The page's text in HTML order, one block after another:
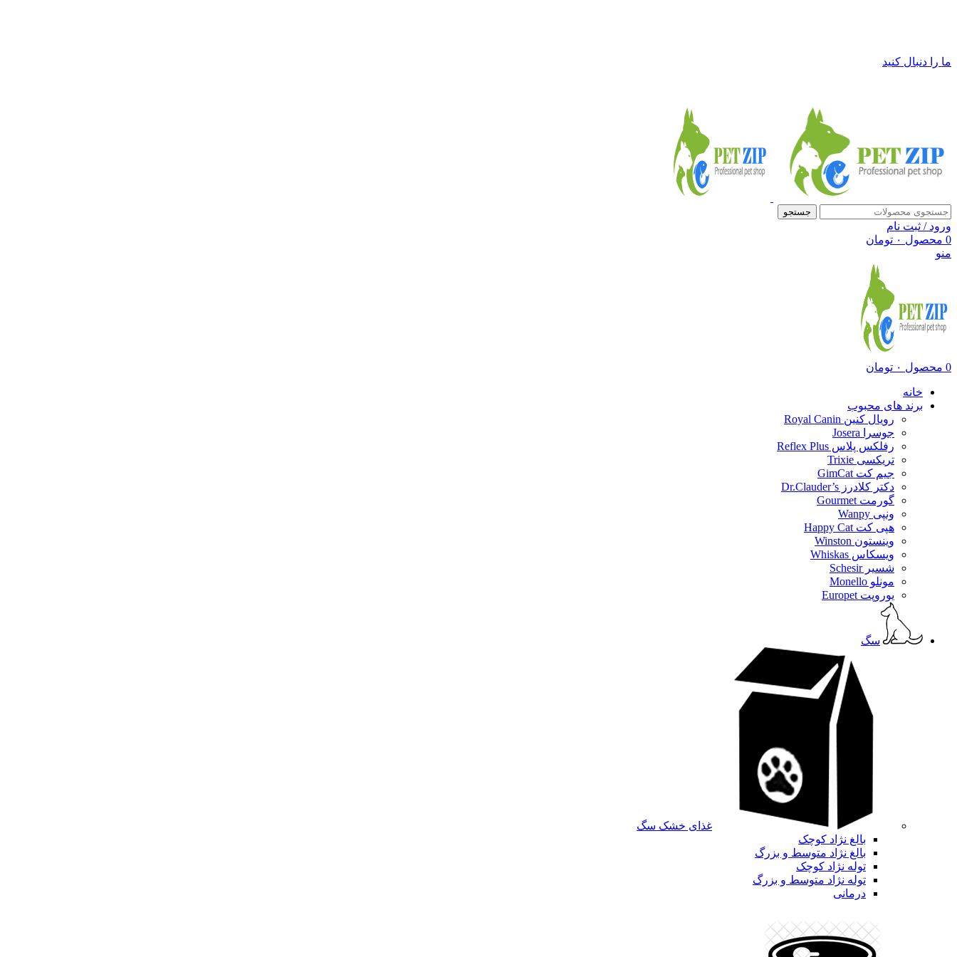
ما را دنبال کنید
جستجو
ورود / ثبت نام
0 محصول ۰ تومان
منو
0 محصول ۰ تومان
خانه
برند های محبوب
رویال کنین Royal Canin
جوسرا Josera
رفلکس پلاس Reflex Plus
تریکسی Trixie
جیم کت GimCat
دکتر کلادرز Dr.Clauder’s
گورمت Gourmet
ونپی Wanpy
هپی کت Happy Cat
وینستون Winston
ویسکاس Whiskas
شسیر Schesir
مونلو Monello
یوروپت Europet
سگ
غذای خشک سگ
بالغ نژاد کوچک
بالغ نژاد متوسط و بزرگ
توله نژاد کوچک
توله نژاد متوسط و بزرگ
درمانی